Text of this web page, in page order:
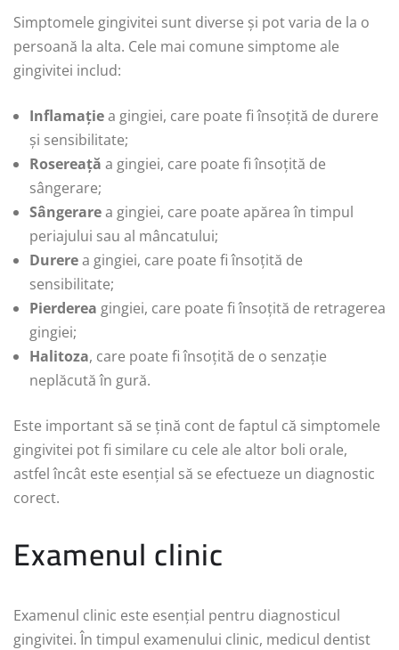
Simptomele gingivitei sunt diverse și pot varia de la o
persoană la alta. Cele mai comune simptome ale
gingivitei includ:
Inflamațiea gingiei, care poate fi însoțită de durere
și sensibilitate;
Rosereață a gingiei, care poate fi însoțită de
sângerare;
Sângerarea gingiei, care poate apărea în timpul
periajului sau al mâncatului;
Durerea gingiei, care poate fi însoțită de
sensibilitate;
Pierderea gingiei, care poate fi însoțită de retragerea
gingiei;
Halitoza, care poate fi însoțită de o senzație
neplăcută în gură.
Este important să se țină cont de faptul că simptomele
gingivitei pot fi similare cu cele ale altor boli orale,
astfel încât este esențial să se efectueze un diagnostic
corect.
Examenul clinic
Examenul clinic este esențial pentru diagnosticul
gingivitei. În timpul examenului clinic, medicul dentist